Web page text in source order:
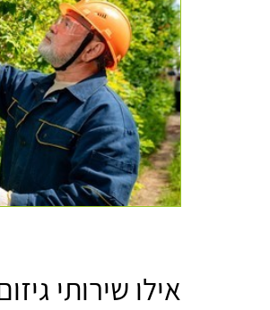
אילו שירותי